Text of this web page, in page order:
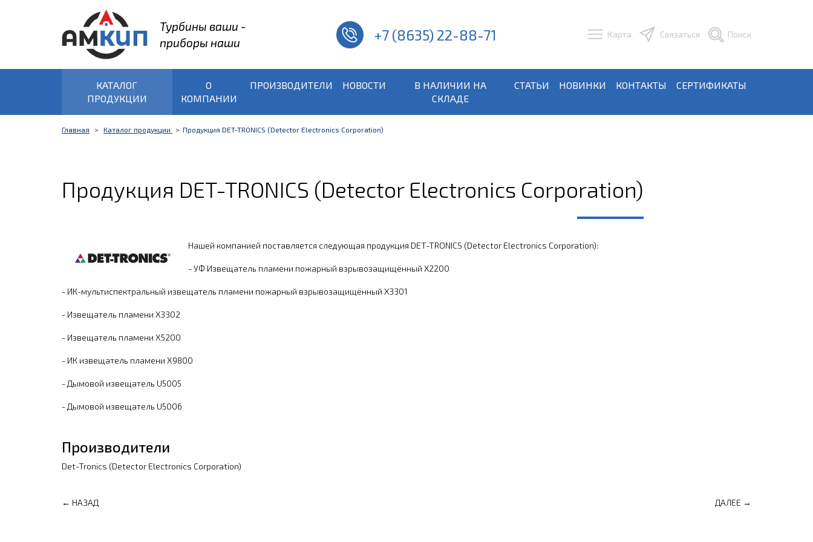
Турбины ваши -
приборы наши
+7 (8635) 22-88-71 Карта Связаться Поиск
КАТАЛОГ
ПРОДУКЦИИ
О
КОМПАНИИ
ПРОИЗВОДИТЕЛИ НОВОСТИ
В НАЛИЧИИ НА
СКЛАДЕ
СТАТЬИ НОВИНКИ КОНТАКТЫ СЕРТИФИКАТЫ
Главная Каталог продукции Продукция DET-TRONICS (Detector Electronics Corporation)
Продукция DET-TRONICS (Detector Electronics Corporation)
Нашей компанией поставляется следующая продукция DET-TRONICS (Detector Electronics Corporation):
-УФ Извещатель пламени пожарный взрывозащищённый X2200
- ИК-мультиспектральный извещатель пламени пожарный взрывозащищённый X3301
- Извещатель пламени X3302
- Извещатель пламени Х5200
- ИК извещатель пламени Х9800
- Дымовой извещатель U5005
- Дымовой извещатель U5006
Производители
Det-Tronics (Detector Electronics Corporation)
← НАЗАД ДАЛЕЕ →